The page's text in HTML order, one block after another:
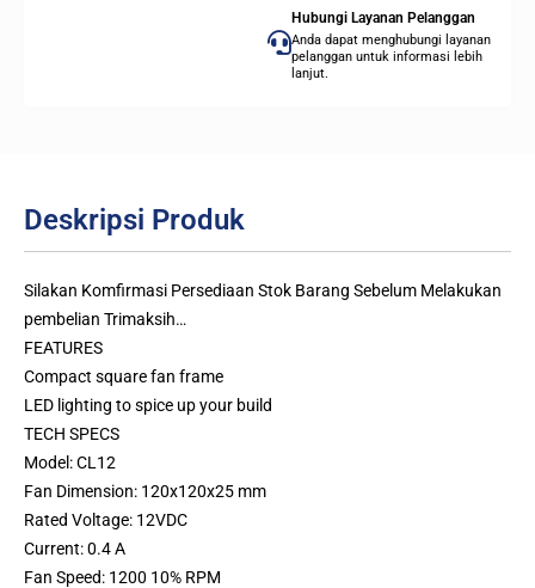
Hubungi Layanan Pelanggan
Anda dapat menghubungi layanan
pelanggan untuk informasi lebih
lanjut.
Deskripsi Produk
Silakan Komfirmasi Persediaan Stok Barang Sebelum Melakukan
pembelian Trimaksih…
FEATURES
Compact square fan frame
LED lighting to spice up your build
TECH SPECS
Model: CL12
Fan Dimension: 120x120x25 mm
Rated Voltage: 12VDC
Current: 0.4 A
Fan Speed: 1200 10% RPM